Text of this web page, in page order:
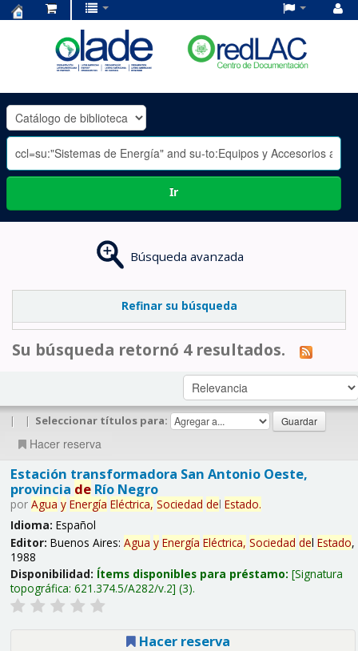
OLADE
-
Ir
Búsqueda avanzada
Refinar su búsqueda
Su búsqueda retornó 4 resultados.
| | Seleccionar títulos para:
Hacer reserva
Estación transformadora San Antonio Oeste,
provincia deRío Negro
por Agua y Energía Eléctrica, Sociedad del Estado.
Idioma: Español
Editor: Buenos Aires: Agua y Energía Eléctrica, Sociedad del Estado,
1988
Disponibilidad: Ítems disponibles para préstamo: Signatura
topográfica: 621.374.5/A282/v.2 (3).
Hacer reserva